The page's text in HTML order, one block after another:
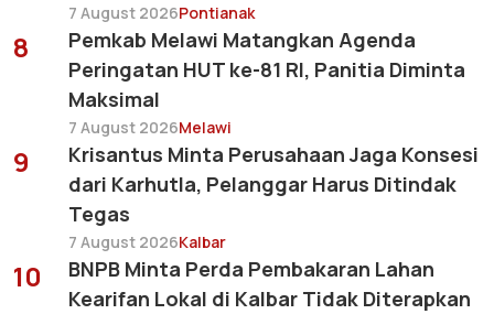
7 August 2026Pontianak
8
Pemkab Melawi Matangkan Agenda
Peringatan HUT ke-81 RI, Panitia Diminta
Maksimal
7 August 2026Melawi
9
Krisantus Minta Perusahaan Jaga Konsesi
dari Karhutla, Pelanggar Harus Ditindak
Tegas
7 August 2026Kalbar
10
BNPB Minta Perda Pembakaran Lahan
Kearifan Lokal di Kalbar Tidak Diterapkan